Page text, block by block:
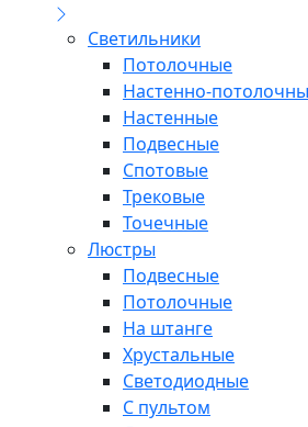
Светильники
Потолочные
Настенно-
Настенные
Подвесные
Спотовые
Трековые
Точечные
Люстры
Подвесные
Потолочные
На штанге
Хрустальные
Светодиодные
С пультом